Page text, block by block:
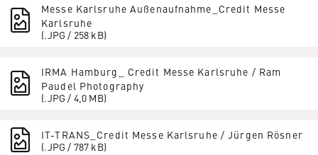
Messe Karlsruhe Außenaufnahme_Credit Messe
Karlsruhe
(.JPG / 258 kB)
IRMA Hamburg_ Credit Messe Karlsruhe / Ram
Paudel Photography
(.JPG / 4,0 MB)
IT-TRANS_Credit Messe Karlsruhe / Jürgen Rösner
(.JPG / 787 kB)